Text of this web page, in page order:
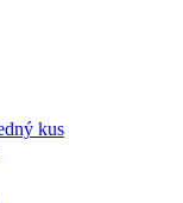
kus